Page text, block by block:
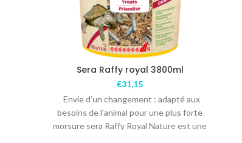
Sera Raffy royal 3800ml
€31,15
Envie d’un changement : adapté aux
besoins de l’animal pour une plus forte
morsure sera Raffy Royal Nature est une